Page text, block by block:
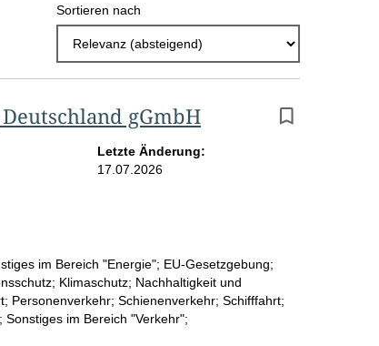
r
i
s
s
Sortieren nach
gGmbH
Letzte Änderung:
17.07.2026
im Bereich "Energie"; EU-Gesetzgebung;
Klimaschutz; Nachhaltigkeit und
Personenverkehr; Schienenverkehr; Schifffahrt;
im Bereich "Verkehr";